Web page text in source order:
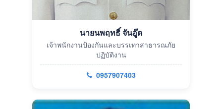
นายนพฤทธิ์ จันอู๊ด
เจ้าพนักงานป้องกันและบรรเทาสาธารณภัย
ปฏิบัติงาน
0957907403